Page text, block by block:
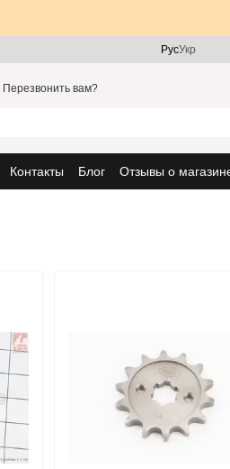
РусУкр
Перезвонить вам?
Контакты Блог Отзывы о